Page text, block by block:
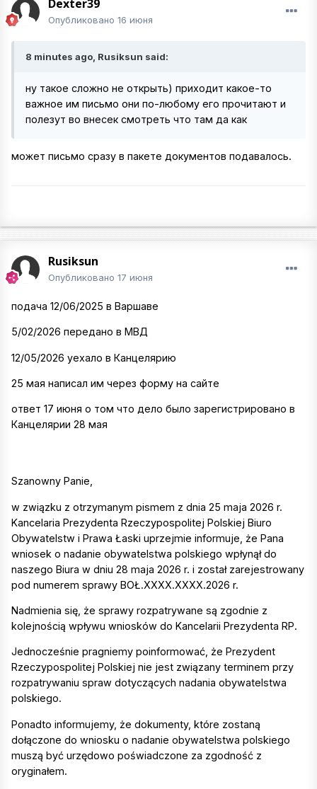
Dexter39
Опубликовано 16 июня
8 minutes ago, Rusiksun said:
ну такое сложно не открыть) приходит какое-то
важное им письмо они по-любому его прочитают и
полезут во внесек смотреть что там да как
может письмо сразу в пакете документов подавалось.
Rusiksun
Опубликовано 17 июня
подача 12/06/2025 в Варшаве
5/02/2026 передано в МВД
12/05/2026 уехало в Канцелярию
25 мая написал им через форму на сайте
ответ 17 июня о том что дело было зарегистрировано в
Канцелярии 28 мая
Szanowny Panie,
w związku z otrzymanym pismem z dnia 25 maja 2026 r.
Kancelaria Prezydenta Rzeczypospolitej Polskiej Biuro
Obywatelstw i Prawa Łaski uprzejmie informuje, że Pana
wniosek o nadanie obywatelstwa polskiego wpłynął do
naszego Biura w dniu 28 maja 2026 r. i został zarejestrowany
pod numerem sprawy BOŁ.XXXX.XXXX.2026 r.
Nadmienia się, że sprawy rozpatrywane są zgodnie z
kolejnością wpływu wniosków do Kancelarii Prezydenta RP.
Jednocześnie pragniemy poinformować, że Prezydent
Rzeczypospolitej Polskiej nie jest związany terminem przy
rozpatrywaniu spraw dotyczących nadania obywatelstwa
polskiego.
Ponadto informujemy, że dokumenty, które zostaną
dołączone do wniosku o nadanie obywatelstwa polskiego
muszą być urzędowo poświadczone za zgodność z
oryginałem.